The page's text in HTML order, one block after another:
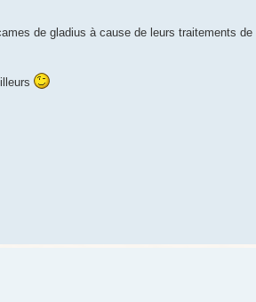
de gladius à cause de leurs traitements